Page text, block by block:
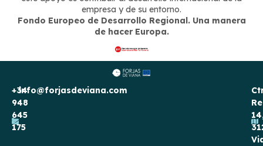
empresa y de su entorno.
Fondo Europeo de Desarrollo Regional. Una manera
de hacer Europa.
+34
948
645
175
info@forjasdeviana.com